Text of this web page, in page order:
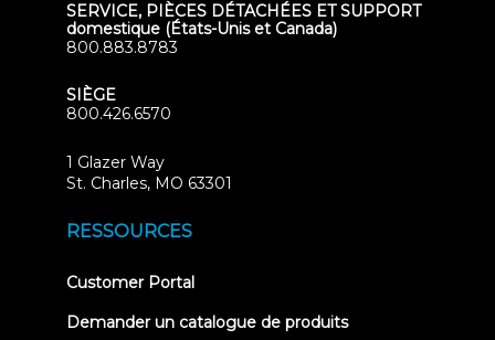
SERVICE, PIÈCES DÉTACHÉES ET SUPPORT
domestique (États-Unis et Canada)
800.883.8783
SIÈGE
800.426.6570
1 Glazer Way
St. Charles, MO 63301
RESSOURCES
Customer Portal(opens
new
Demander un catalogue de produits